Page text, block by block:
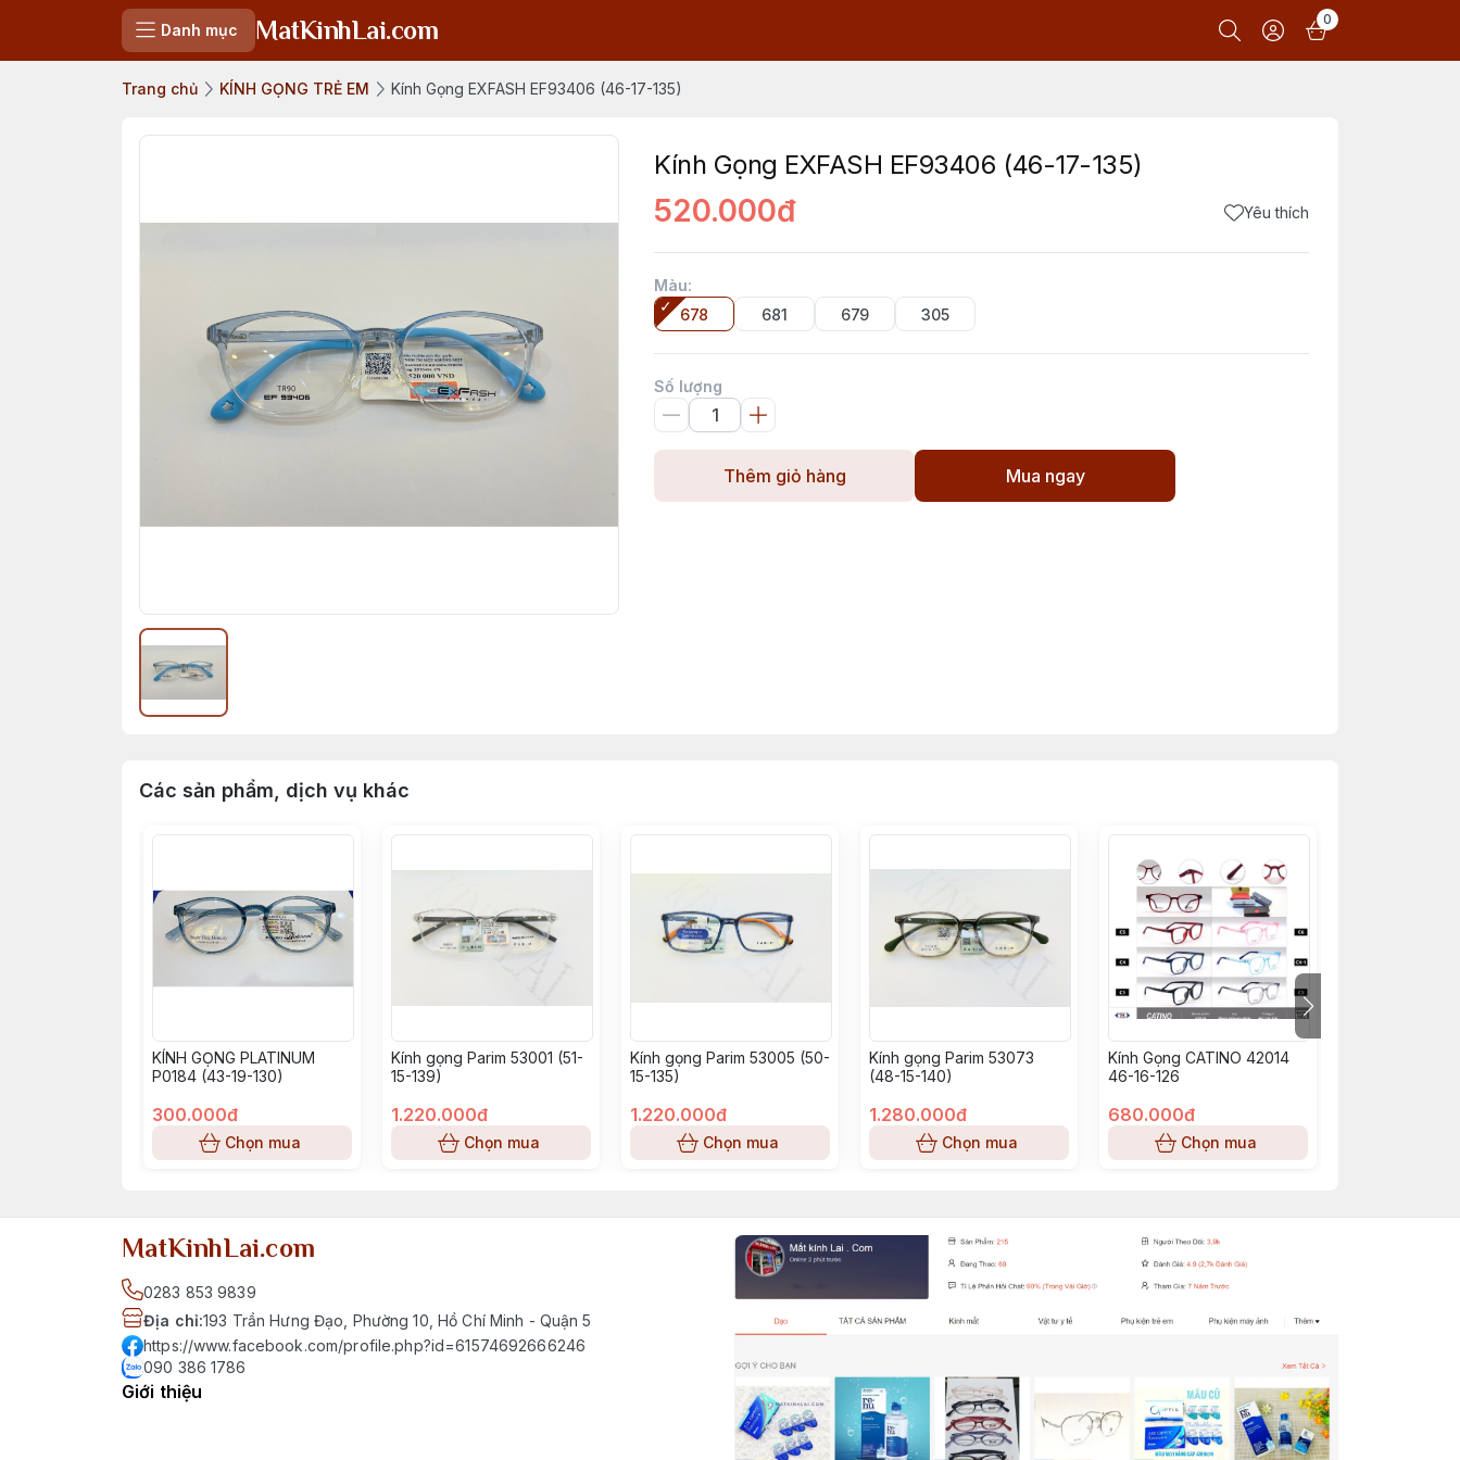
Danh mục MatKinhLai.com 0
Trang chủ KÍNH GỌNG TRẺ EM Kính Gọng EXFASH EF93406 (46-17-135)
Kính Gọng EXFASH EF93406 (46-17-135)
520.000đ Yêu thích
Màu:
678
681 679 305
Số lượng
Thêm giỏ hàng Mua ngay
Các sản phẩm, dịch vụ khác
KÍNH GỌNG PLATINUM
P0184 (43-19-130)
300.000đ
Chọn mua
Kính gọng Parim 53001 (51-
15-139)
1.220.000đ
Chọn mua
Kính gọng Parim 53005 (50-
15-135)
1.220.000đ
Chọn mua
Kính gọng Parim 53073
(48-15-140)
1.280.000đ
Chọn mua
Kính Gọng CATINO 42014
46-16-126
680.000đ
Chọn mua
MatKinhLai.com
0283 853 9839
Địa chỉ:193 Trần Hưng Đạo, Phường 10, Hồ Chí Minh - Quận 5
https://www.facebook.com/profile.php?id=61574692666246
090 386 1786
Giới thiệu